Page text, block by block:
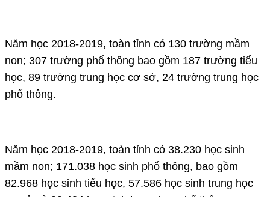
Năm học 2018-2019, toàn tỉnh có 130 trường mầm
non; 307 trường phổ thông bao gồm 187 trường tiểu
học, 89 trường trung học cơ sở, 24 trường trung học
phổ thông.
Năm học 2018-2019, toàn tỉnh có 38.230 học sinh
mầm non; 171.038 học sinh phổ thông, bao gồm
82.968 học sinh tiểu học, 57.586 học sinh trung học